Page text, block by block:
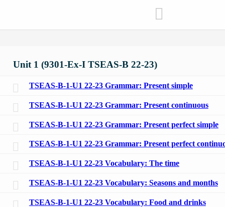
Unit 1 (9301-Ex-I TSEAS-B 22-23)
TSEAS-B-1-U1 22-23 Grammar: Present simple
TSEAS-B-1-U1 22-23 Grammar: Present continuous
TSEAS-B-1-U1 22-23 Grammar: Present perfect simple
TSEAS-B-1-U1 22-23 Grammar: Present perfect
TSEAS-B-1-U1 22-23 Vocabulary: The time
TSEAS-B-1-U1 22-23 Vocabulary: Seasons and months
TSEAS-B-1-U1 22-23 Vocabulary: Food and drinks